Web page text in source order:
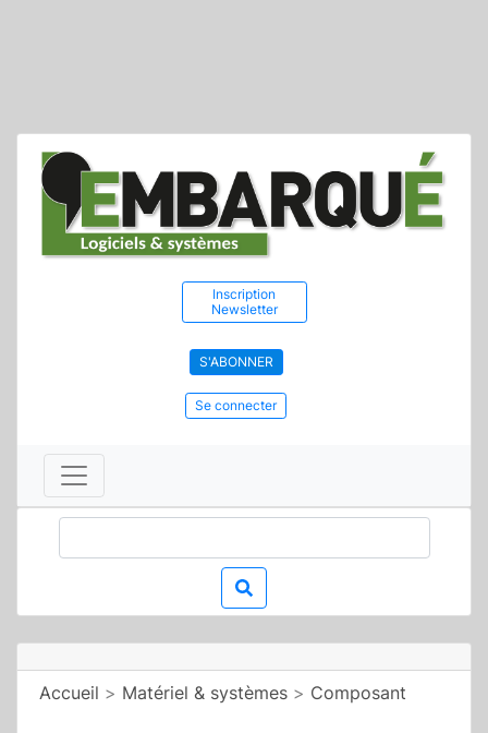
Inscription
Newsletter
S'ABONNER
Se connecter
Accueil > Matériel & systèmes > Composant